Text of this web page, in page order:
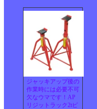
ジャッキアップ後の
作業時には必要不可
欠なウマです！AP
リジットラック2tピ